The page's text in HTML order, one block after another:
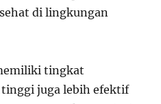
di lingkungan
tingkat
tinggi juga lebih efektif